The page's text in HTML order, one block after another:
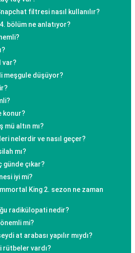
filtresi nasıl kullanılır?
bölüm ne anlatıyor?
var?
meşgule düşüyor?
konur?
mü altın mı?
nelerdir ve nasıl geçer?
mı?
günde çıkar?
iyi mi?
King 2. sezon ne zaman
radikülopati nedir?
mi?
at arabası yapılır mıydı?
rütbeler vardı?